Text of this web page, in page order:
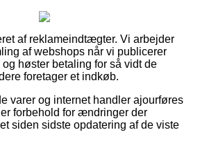
af reklameindtægter. Vi arbejder
af webshops når vi publicerer
høster betaling for så vidt de
foretager et indkøb.
varer og internet handler ajourføres
forbehold for ændringer der
siden sidste opdatering af de viste